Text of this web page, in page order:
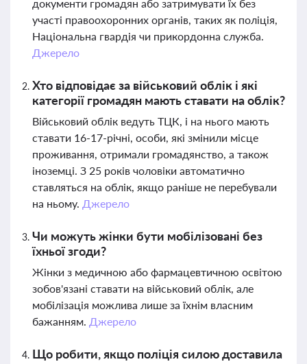
документи громадян або затримувати їх без
участі правоохоронних органів, таких як поліція,
Національна гвардія чи прикордонна служба.
Джерело
Хто відповідає за військовий облік і які
категорії громадян мають ставати на облік?
Військовий облік ведуть ТЦК, і на нього мають
ставати 16-17-річні, особи, які змінили місце
проживання, отримали громадянство, а також
іноземці. З 25 років чоловіки автоматично
ставляться на облік, якщо раніше не перебували
на ньому. Джерело
Чи можуть жінки бути мобілізовані без
їхньої згоди?
Жінки з медичною або фармацевтичною освітою
зобов'язані ставати на військовий облік, але
мобілізація можлива лише за їхнім власним
бажанням. Джерело
Що робити, якщо поліція силою доставила